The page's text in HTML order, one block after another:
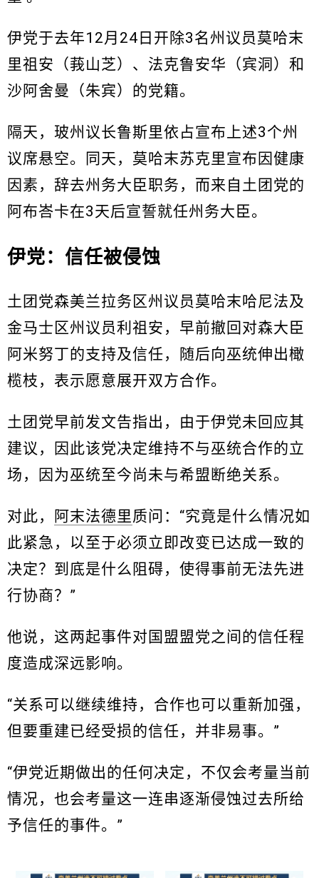
伊党于去年12月24日开除3名州议员莫哈末
里祖安（莪山芝）、法克鲁安华（宾洞）和
沙阿舍曼（朱宾）的党籍。
隔天，玻州议长鲁斯里依占宣布上述3个州
议席悬空。同天，莫哈末苏克里宣布因健康
因素，辞去州务大臣职务，而来自土团党的
阿布峇卡在3天后宣誓就任州务大臣。
伊党：信任被侵蚀
土团党森美兰拉务区州议员莫哈末哈尼法及
金马士区州议员利祖安，早前撤回对森大臣
阿米努丁的支持及信任，随后向巫统伸出橄
榄枝，表示愿意展开双方合作。
土团党早前发文告指出，由于伊党未回应其
建议，因此该党决定维持不与巫统合作的立
场，因为巫统至今尚未与希盟断绝关系。
对此， 阿末法德里质问：“究竟是什么情况如
此紧急，以至于必须立即改变已达成一致的
决定？到底是什么阻碍，使得事前无法先进
行协商？”
他说，这两起事件对国盟盟党之间的信任程
度造成深远影响。
“关系可以继续维持，合作也可以重新加强，
但要重建已经受损的信任，并非易事。”
“伊党近期做出的任何决定，不仅会考量当前
情况，也会考量这一连串逐渐侵蚀过去所给
予信任的事件。”